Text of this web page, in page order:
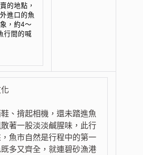
的地點，
進口的魚
，約4～
行間的喊
、揹起相機，還未踏進魚
著一股淡淡鹹腥味，此行
魚市自然是行程中的第一
多又齊全，就連碧砂漁港